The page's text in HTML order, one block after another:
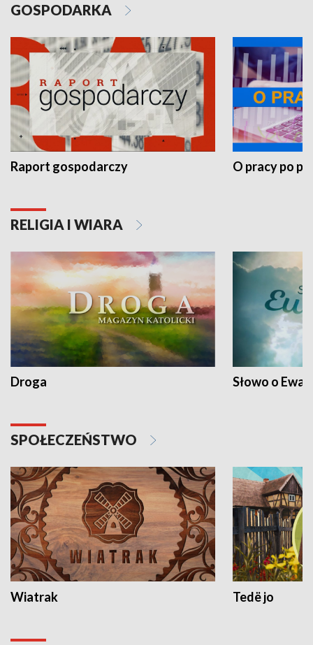
GOSPODARKA
Raport gospodarczy O pracy po
RELIGIA I WIARA
Droga Słowo o
SPOŁECZEŃSTWO
Wiatrak Tedë jo